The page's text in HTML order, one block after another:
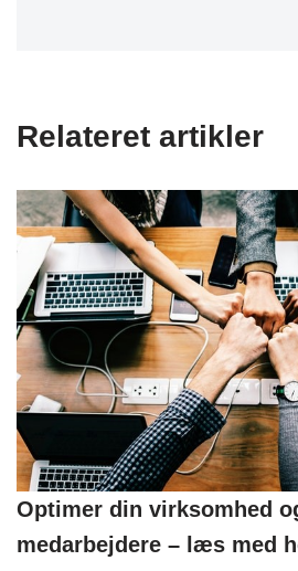
Relateret artikler
Optimer din virksomhed
medarbejdere – læs med